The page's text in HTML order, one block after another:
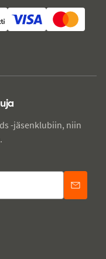
-jäsenklubiin, niin